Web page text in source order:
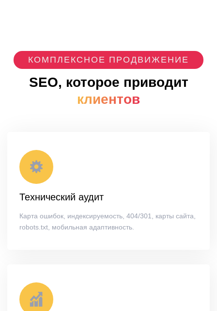
КОМПЛЕКСНОЕ ПРОДВИЖЕНИЕ
SEO, которое приводит
клиентов
Технический аудит
Карта ошибок, индексируемость, 404/301, карты сайта,
robots.txt, мобильная адаптивность.